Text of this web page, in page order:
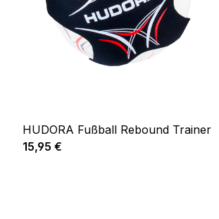
HUDORA Fußball Rebound Trainer
Regulärer Preis:
15,95 €